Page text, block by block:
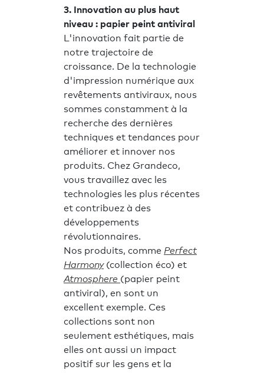
3. Innovation au plus haut
niveau : papier peint antiviral
L'innovation fait partie de
notre trajectoire de
croissance. De la technologie
d'impression numérique aux
revêtements antiviraux, nous
sommes constamment à la
recherche des dernières
techniques et tendances pour
améliorer et innover nos
produits. Chez Grandeco,
vous travaillez avec les
technologies les plus récentes
et contribuez à des
développements
révolutionnaires.
Nos produits, comme Perfect
Harmony(collection éco) et
Atmosphere (papier peint
antiviral), en sont un
excellent exemple. Ces
collections sont non
seulement esthétiques, mais
elles ont aussi un impact
positif sur les gens et la